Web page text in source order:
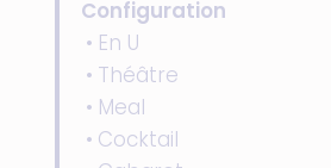
Configuration
En U
Théâtre
Meal
Cocktail